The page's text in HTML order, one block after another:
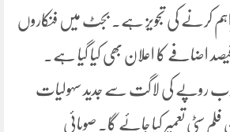
کرنے کی تجویز ہے۔ بجٹ میں فنکاروں
مالی امداد میں 100 فیصد اضافے کا اعلان بھی کیا گیا ہے۔
اراضی پر 56 ارب روپے کی لاگت سے جدید سہولیات
سٹی تعمیر کیا جائے گا۔ صوبائی